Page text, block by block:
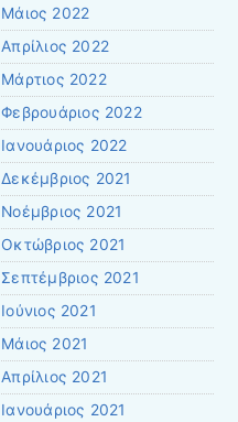
Μάιος 2022
Απρίλιος 2022
Μάρτιος 2022
Φεβρουάριος 2022
Ιανουάριος 2022
Δεκέμβριος 2021
Νοέμβριος 2021
Οκτώβριος 2021
Σεπτέμβριος 2021
Ιούνιος 2021
Μάιος 2021
Απρίλιος 2021
Ιανουάριος 2021